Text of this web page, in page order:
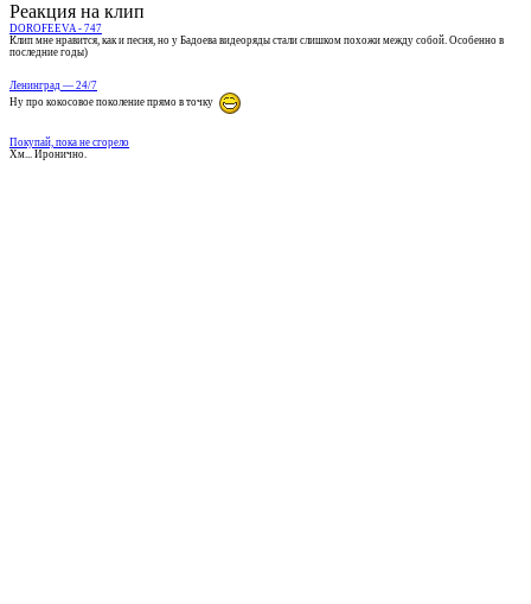
Реакция на клип
DOROFEEVA - 747
Клип мне нравится, как и песня, но у Бадоева видеоряды стали слишком похожи между собой. Особенно в
последние годы)
Ленинград — 24/7
Ну про кокосовое поколение прямо в точку
Покупай, пока не сгорело
Хм... Иронично.